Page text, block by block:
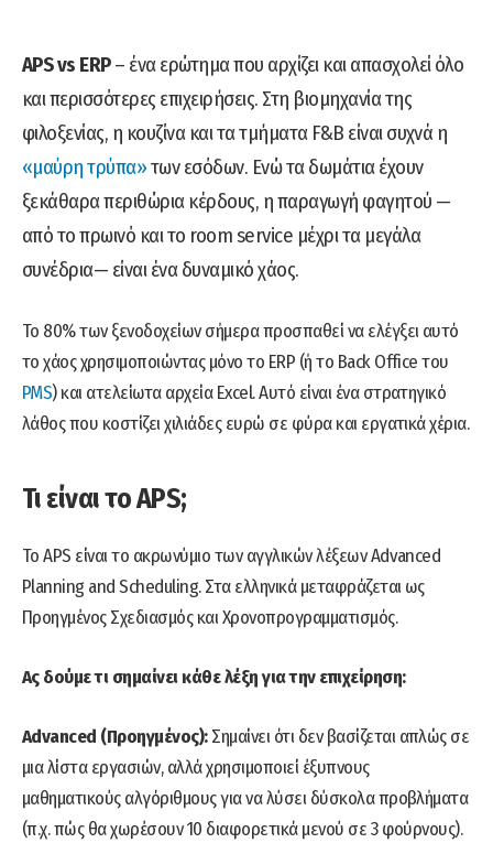
APS vs ERP– ένα ερώτημα που αρχίζει και απασχολεί όλο
και περισσότερες επιχειρήσεις. Στη βιομηχανία της
φιλοξενίας, η κουζίνα και τα τμήματα F&B είναι συχνά η
«μαύρη τρύπα»των εσόδων. Ενώ τα δωμάτια έχουν
ξεκάθαρα περιθώρια κέρδους, η παραγωγή φαγητού —
από το πρωινό και το room service μέχρι τα μεγάλα
συνέδρια— είναι ένα δυναμικό χάος.
Το 80% των ξενοδοχείων σήμερα προσπαθεί να ελέγξει αυτό
το χάος χρησιμοποιώντας μόνο το ERP (ή το Back Office του
PMS) και ατελείωτα αρχεία Excel. Αυτό είναι ένα στρατηγικό
λάθος που κοστίζει χιλιάδες ευρώ σε φύρα και εργατικά χέρια.
Τι είναι το APS;
Το APS είναι το ακρωνύμιο των αγγλικών λέξεων Advanced
Planning and Scheduling. Στα ελληνικά μεταφράζεται ως
Προηγμένος Σχεδιασμός και Χρονοπρογραμματισμός.
Ας δούμε τι σημαίνει κάθε λέξη για την επιχείρηση:
Advanced (Προηγμένος):Σημαίνει ότι δεν βασίζεται απλώς σε
μια λίστα εργασιών, αλλά χρησιμοποιεί έξυπνους
μαθηματικούς αλγόριθμους για να λύσει δύσκολα προβλήματα
(π.χ. πώς θα χωρέσουν 10 διαφορετικά μενού σε 3 φούρνους).